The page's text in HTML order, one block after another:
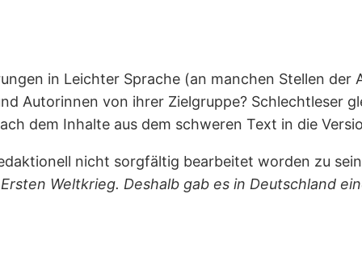
in Leichter Sprache (an manchen Stellen
Autorinnen von ihrer Zielgruppe? Schlechtleser
dem Inhalte aus dem schweren Text in die
nicht sorgfältig bearbeitet worden zu
Weltkrieg. Deshalb gab es in Deutschland